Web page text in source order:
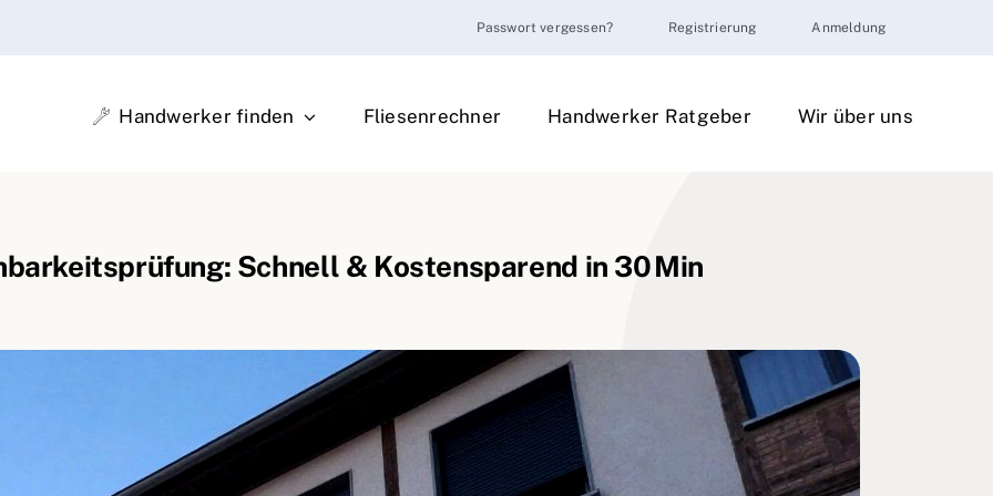
Passwort vergessen? Registrierung Anmeldung
Handwerker finden Fliesenrechner Handwerker Ratgeber Wir über uns
Schnell & Kostensparend in 30 Min